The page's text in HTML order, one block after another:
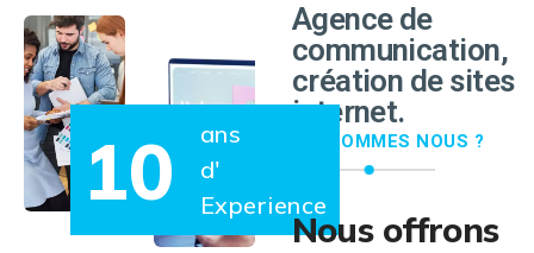
10
ans
d'
Experience
Agence de
communication,
création de sites
internet.
QUI SOMMES NOUS ?
Nous offrons